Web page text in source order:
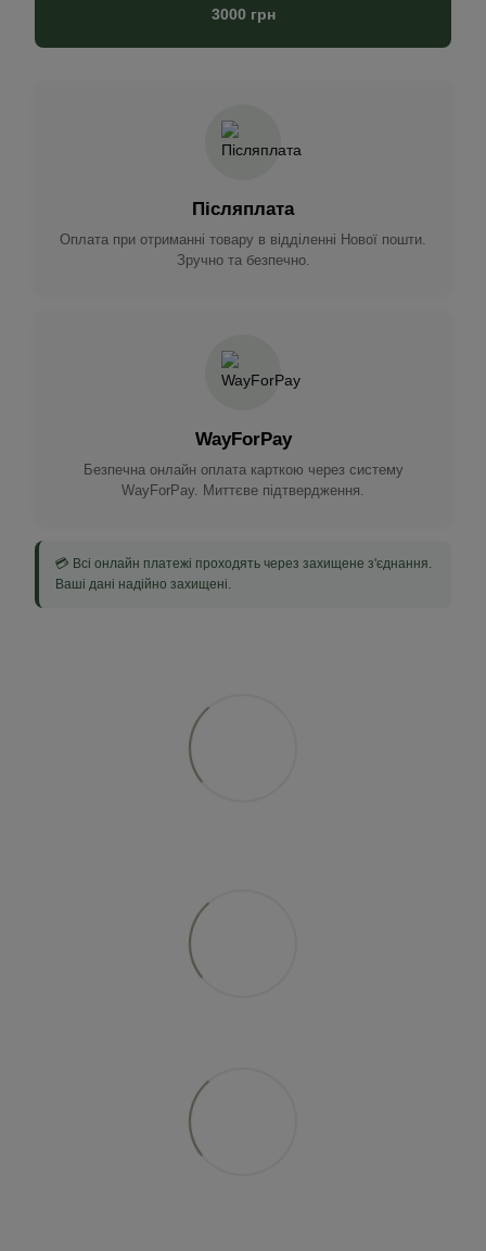
3000 грн
Післяплата
Оплата при отриманні товару в відділенні Нової пошти.
Зручно та безпечно.
WayForPay
Безпечна онлайн оплата карткою через систему
WayForPay. Миттєве підтвердження.
💳 Всі онлайн платежі проходять через захищене з'єднання.
Ваші дані надійно захищені.